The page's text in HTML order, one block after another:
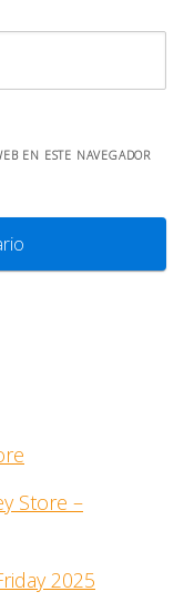
EN ESTE NAVEGADOR
Store –
2025